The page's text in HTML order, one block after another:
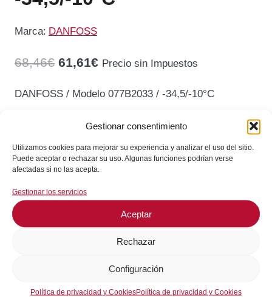
Gestionar consentimiento
Utilizamos cookies para mejorar su experiencia y analizar el uso del sitio.
Puede aceptar o rechazar su uso. Algunas funciones podrían verse
afectadas si no las acepta.
Gestionar los servicios
Aceptar
Rechazar
Configuración
Política de privacidad y CookiesPolítica de privacidad y Cookies
Marca: DANFOSS
68,46€ El
68,46€.
61,61€El
es:
61,61€.
Precio sin Impuestos
DANFOSS / Modelo 077B2033 / -34,5/-10°C
Termostato
DANFOSS
077B2033
-34,5/-10°C
En stock
¡Envíos en 24 / 72 horas!
Consultar en WhatsApp